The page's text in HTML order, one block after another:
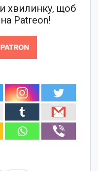
хвилинку, щоб
Patreon!